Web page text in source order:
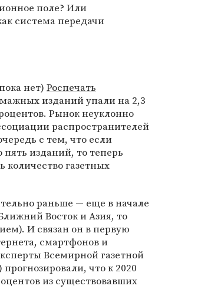
поле? Или
система передачи
нет) Роспечать
изданий упали на 2,3
Рынок неуклонно
распространителей
с тем, что если
изданий, то теперь
количество газетных
раньше — еще в начале
Восток и Азия, то
И связан он в первую
смартфонов и
Всемирной газетной
что к 2020
из существовавших